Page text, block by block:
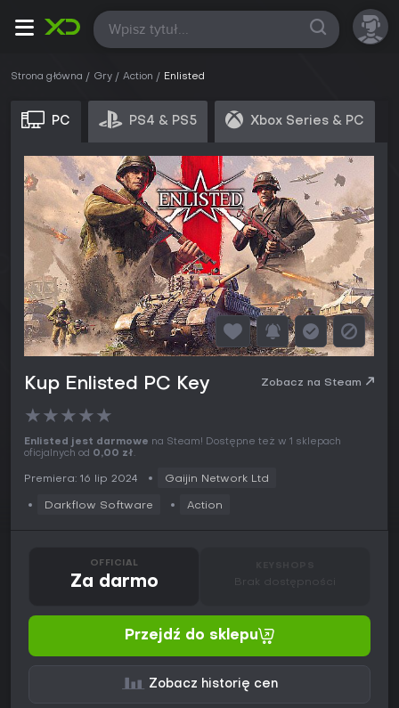
Wszystkie
Strona główna Gry Action Enlisted
PC PS4 & PS5 Xbox Series & PC
Kup Enlisted PC Key Zobacz na Steam
★★★★★
Enlisted jest darmowe na Steam! Dostępne też w 1 sklepach
oficjalnych od 0,00 zł.
Premiera: 16 lip 2024 Gaijin Network Ltd
Darkflow Software Action
OFFICIAL
Za darmo Brak dostępności
Przejdź do sklepu
Zobacz historię cen